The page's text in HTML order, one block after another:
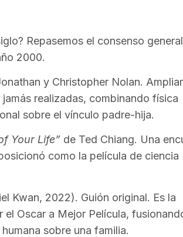
Repasemos el consenso general
2000.
y Christopher Nolan.
realizadas, combinando física
sobre el vínculo padre-hija.
Your Life” de Ted Chiang. Una
como la película de ciencia
Kwan, 2022). Guión original. Es la
Oscar a Mejor Película,
sobre una familia.